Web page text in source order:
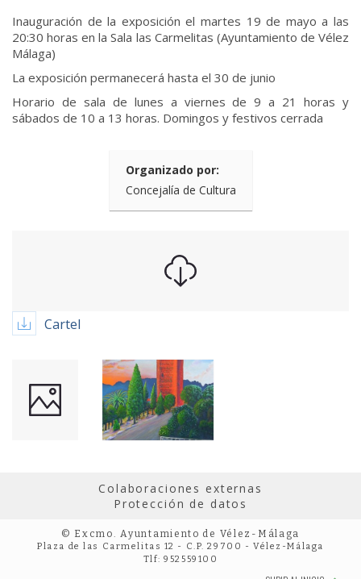
Inauguración de la exposición el martes 19 de mayo a las
20:30 horas en la Sala las Carmelitas (Ayuntamiento de Vélez
Málaga)
La exposición permanecerá hasta el 30 de junio
Horario de sala de lunes a viernes de 9 a 21 horas y
sábados de 10 a 13 horas. Domingos y festivos cerrada
Organizado por:
Concejalía de Cultura
Cartel
Colaboraciones externas
Protección de datos
© Excmo. Ayuntamiento de Vélez-Málaga
Plaza de las Carmelitas 12 - C.P. 29700 - Vélez-Málaga
Tlf: 952559100